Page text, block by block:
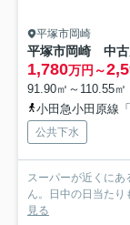
平塚市岡崎
平塚市岡崎 中古
1,780万円～
91.90㎡～110.55
小田急小田原線「伊勢
公共下水
スーパーが近くに
ん。日中の日当た
見る